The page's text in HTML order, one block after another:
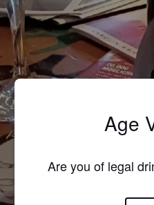
Age
Are you of legal